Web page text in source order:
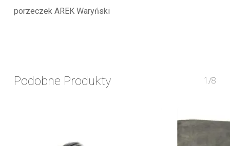
porzeczek AREK Waryński
Podobne Produkty 1/8